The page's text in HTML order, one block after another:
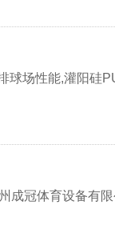
场性能,灌阳硅
冠体育设备有